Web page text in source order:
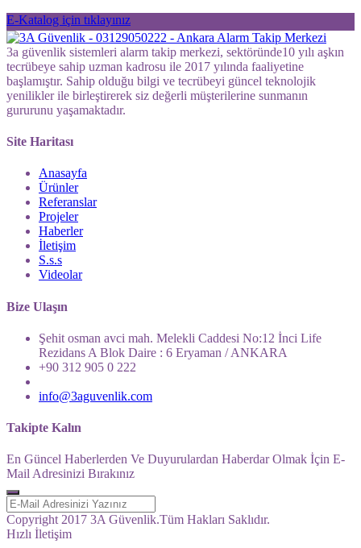
E-Katalog için tıklayınız
3a güvenlik sistemleri alarm takip merkezi, sektöründe10 yılı aşkın
tecrübeye sahip uzman kadrosu ile 2017 yılında faaliyetine
başlamıştır. Sahip olduğu bilgi ve tecrübeyi güncel teknolojik
yenilikler ile birleştirerek siz değerli müşterilerine sunmanın
gururunu yaşamaktadır.
Site Haritası
Anasayfa
Ürünler
Referanslar
Projeler
Haberler
İletişim
S.s.s
Videolar
Bize Ulaşın
Şehit osman avci mah. Melekli Caddesi No:12 İnci Life
Rezidans A Blok Daire : 6 Eryaman / ANKARA
+90 312 905 0 222
info@3aguvenlik.com
Takipte Kalın
En Güncel Haberlerden Ve Duyurulardan Haberdar Olmak İçin E-
Mail Adresinizi Bırakınız
Copyright 2017 3A Güvenlik.Tüm Hakları Saklıdır.
Hızlı İletişim